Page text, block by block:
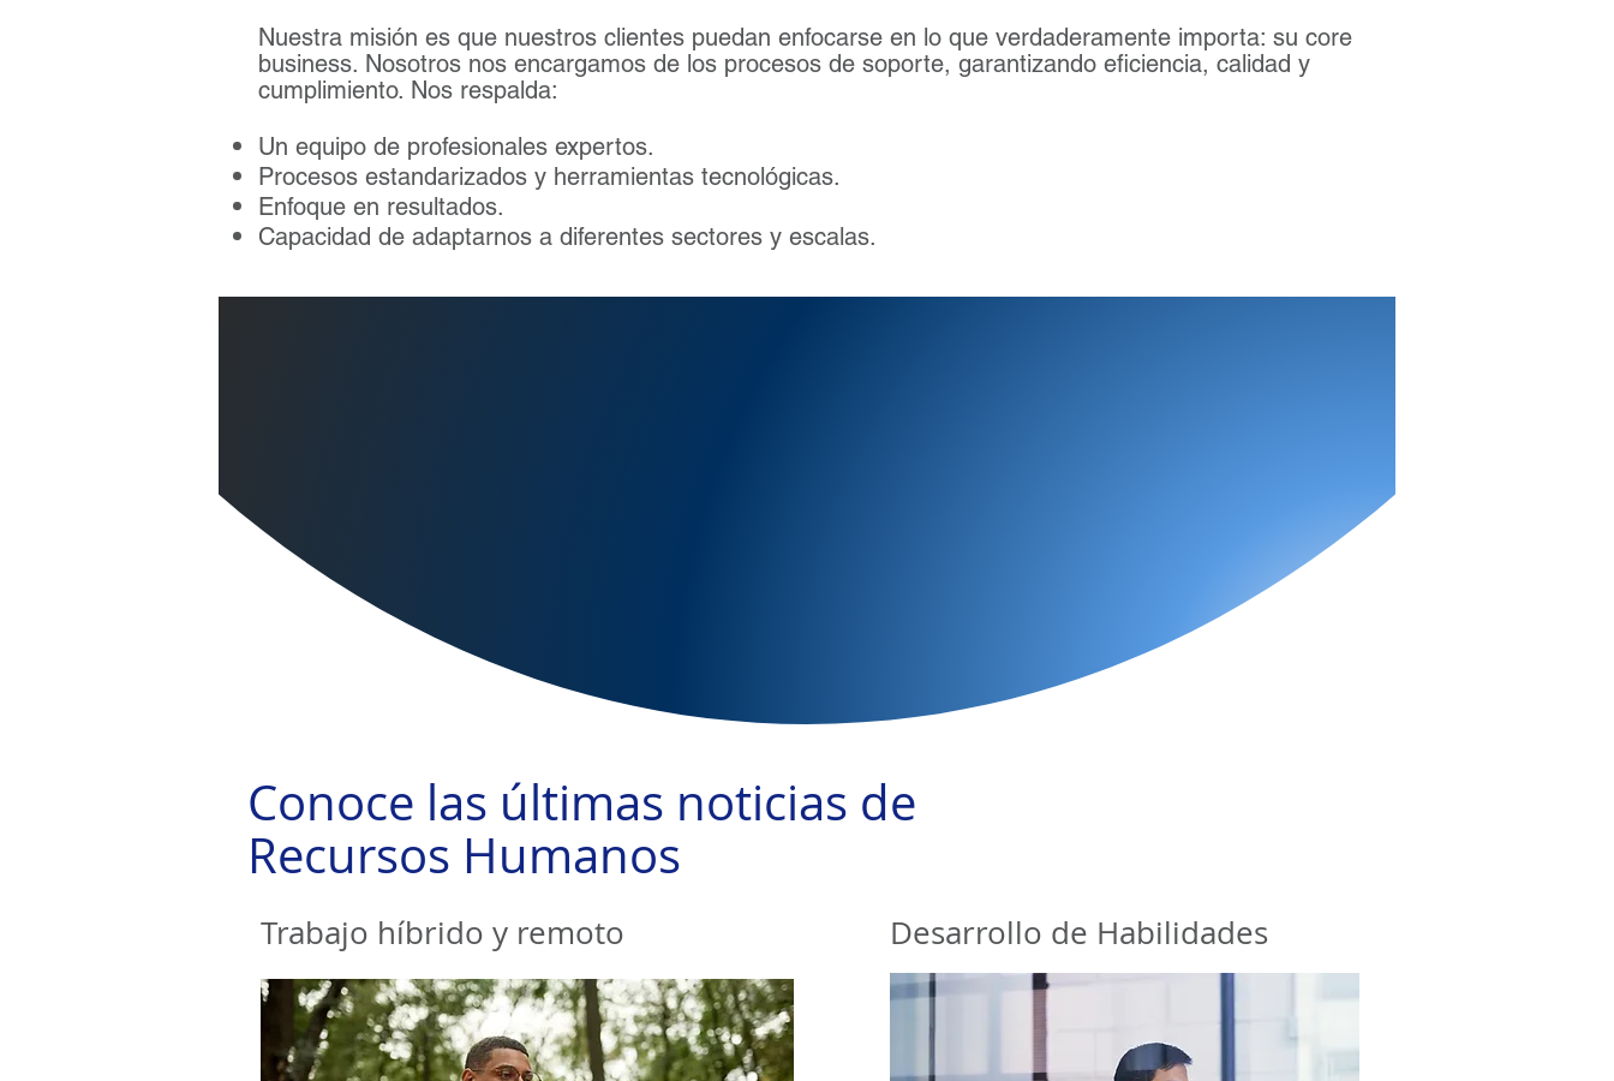
Nuestra misión es que nuestros clientes puedan enfocarse en lo que verdaderamente importa: su core
business. Nosotros nos encargamos de los procesos de soporte, garantizando eficiencia, calidad y
cumplimiento. Nos respalda:
Un equipo de profesionales expertos.
Procesos estandarizados y herramientas tecnológicas.
Enfoque en resultados.
Capacidad de adaptarnos a diferentes sectores y escalas.
Conoce las últimas noticias de
Recursos Humanos
Trabajo híbrido y remoto Desarrollo de Habilidades